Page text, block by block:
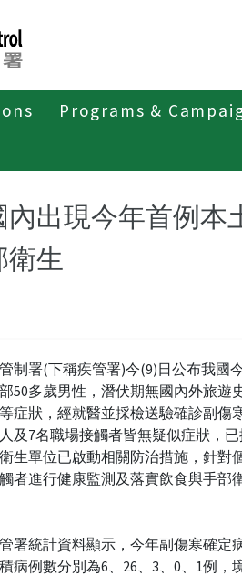
Programs &
內出現今年首例本
衛生
制署(下稱疾管署)今(9)日公布我國
50多歲男性，潛伏期無國內外旅遊
症狀，經就醫並採檢送驗確診副傷
及7名職場接觸者皆無疑似症狀，
生單位已啟動相關防治措施，針對
者進行健康監測及落實飲食與手部
署統計資料顯示，今年副傷寒確定
病例數分別為6、26、3、0、1例，